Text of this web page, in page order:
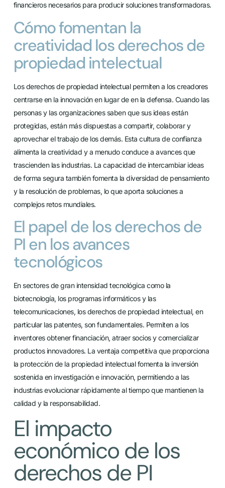
financieros necesarios para producir soluciones transformadoras.
Cómo fomentan la
creatividad los derechos de
propiedad intelectual
Los derechos de propiedad intelectual permiten a los creadores
centrarse en la innovación en lugar de en la defensa. Cuando las
personas y las organizaciones saben que sus ideas están
protegidas, están más dispuestas a compartir, colaborar y
aprovechar el trabajo de los demás. Esta cultura de confianza
alimenta la creatividad y a menudo conduce a avances que
trascienden las industrias. La capacidad de intercambiar ideas
de forma segura también fomenta la diversidad de pensamiento
y la resolución de problemas, lo que aporta soluciones a
complejos retos mundiales.
El papel de los derechos de
PI en los avances
tecnológicos
En sectores de gran intensidad tecnológica como la
biotecnología, los programas informáticos y las
telecomunicaciones, los derechos de propiedad intelectual, en
particular las patentes, son fundamentales. Permiten a los
inventores obtener financiación, atraer socios y comercializar
productos innovadores. La ventaja competitiva que proporciona
la protección de la propiedad intelectual fomenta la inversión
sostenida en investigación e innovación, permitiendo a las
industrias evolucionar rápidamente al tiempo que mantienen la
calidad y la responsabilidad.
El impacto
económico de los
derechos de PI